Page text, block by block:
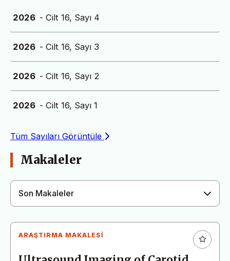
2026 - Cilt 16, Sayı 4
2026 - Cilt 16, Sayı 3
2026 - Cilt 16, Sayı 2
2026 - Cilt 16, Sayı 1
Tüm Sayıları Görüntüle
Makaleler
Son Makaleler
ARAŞTIRMA MAKALESI